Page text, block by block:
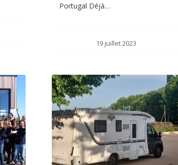
Portugal Déjà…
19 juillet 2023